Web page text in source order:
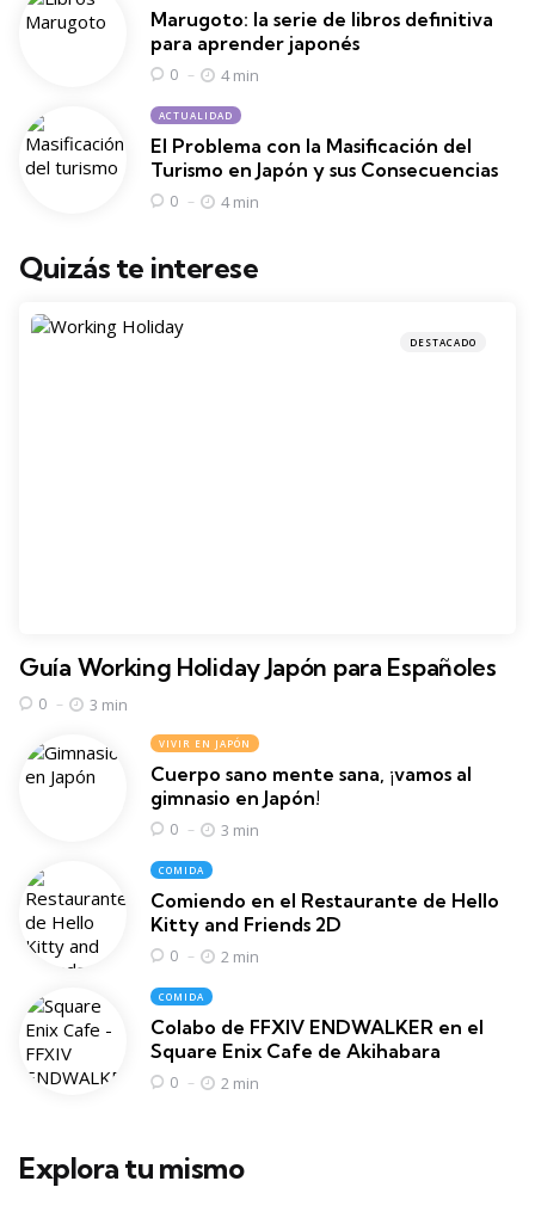
Marugoto: la serie de libros definitiva
para aprender japonés
0 4 min
ACTUALIDAD
El Problema con la Masificación del
Turismo en Japón y sus Consecuencias
0 4 min
Quizás te interese
DESTACADO
Guía Working Holiday Japón para Españoles
0 3 min
VIVIR EN JAPÓN
Cuerpo sano mente sana, ¡vamos al
gimnasio en Japón!
0 3 min
COMIDA
Comiendo en el Restaurante de Hello
Kitty and Friends 2D
0 2 min
COMIDA
Colabo de FFXIV ENDWALKER en el
Square Enix Cafe de Akihabara
0 2 min
Explora tu mismo